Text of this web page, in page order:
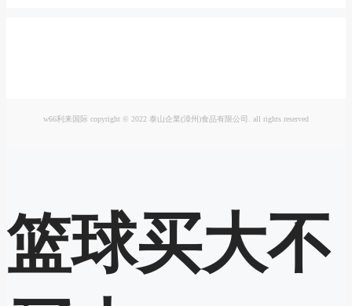
w66利来国际 copyright © 2022 泰山企業(漳州)食品有限公司. all rights reserved
篮球买大不